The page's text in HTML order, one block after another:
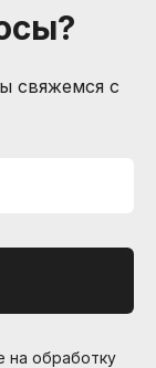
свяжемся с
на обработку